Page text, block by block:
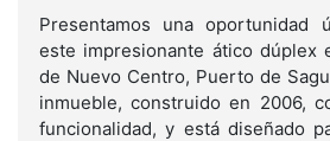
Presentamos una oportunidad
este impresionante ático dúplex
de Nuevo Centro, Puerto de
inmueble, construido en 2006,
funcionalidad, y está diseñado